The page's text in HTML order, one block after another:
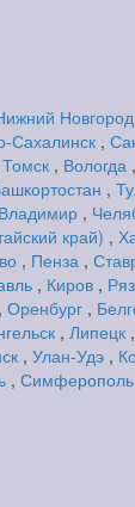
Новгород
Сахалинск ,
Томск , Вологда ,
,
Владимир ,
край) ,
, Пенза ,
, Киров ,
, Оренбург ,
, Липецк ,
, Улан-Удэ ,
, Симферополь